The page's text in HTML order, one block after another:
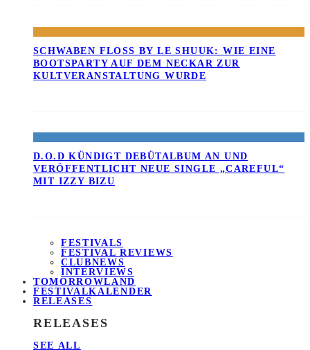
SCHWABEN FLOSS BY LE SHUUK: WIE EINE B
OOTSPARTY AUF DEM NECKAR ZUR K
ULTVERANSTALTUNG WURDE
D.O.D KÜNDIGT DEBÜTALBUM AN UND
VERÖFFENTLICHT NEUE SINGLE „CAREFUL“
MIT IZZY BIZU
FESTIVALS
FESTIVAL REVIEWS
CLUBNEWS
INTERVIEWS
TOMORROWLAND
FESTIVALKALENDER
RELEASES
RELEASES
SEE ALL